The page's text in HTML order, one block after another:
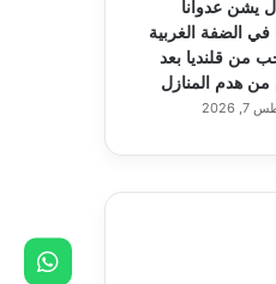
يشن عدوانا
في الضفة الغربية
من قلنديا بعد
من هدم المنازل
2026